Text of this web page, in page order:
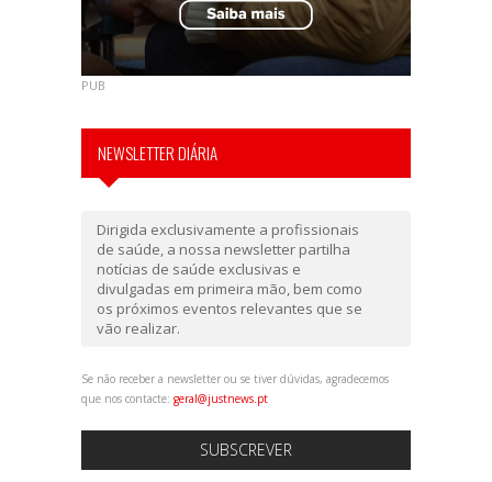
PUB
NEWSLETTER DIÁRIA
Dirigida exclusivamente a profissionais
de saúde, a nossa newsletter partilha
notícias de saúde exclusivas e
divulgadas em primeira mão, bem como
os próximos eventos relevantes que se
vão realizar.
Se não receber a newsletter ou se tiver dúvidas, agradecemos
que nos contacte: geral@justnews.pt
SUBSCREVER